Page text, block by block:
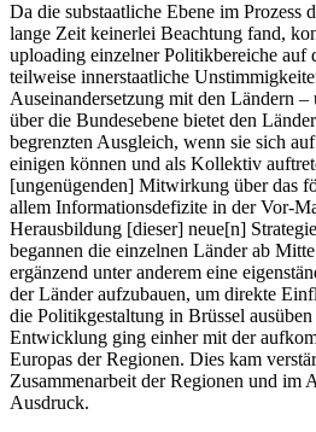
Da die substaatliche Ebene im Prozess
lange Zeit keinerlei Beachtung fand,
uploading einzelner Politikbereiche auf
teilweise innerstaatliche
Auseinandersetzung mit den Ländern
über die Bundesebene bietet den
begrenzten Ausgleich, wenn sie sich
einigen können und als Kollektiv
[ungenügenden] Mitwirkung über das
allem Informationsdefizite in der Vor-
Herausbildung [dieser] neue[n]
begannen die einzelnen Länder ab
ergänzend unter anderem eine
der Länder aufzubauen, um direkte
die Politikgestaltung in Brüssel
Entwicklung ging einher mit der
Europas der Regionen. Dies kam
Zusammenarbeit der Regionen und im
Ausdruck.